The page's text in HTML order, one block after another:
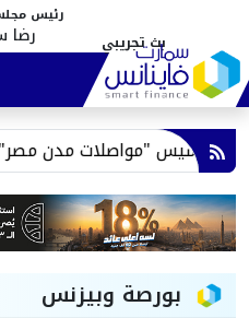
رئيس
رضا
"مواصلات مدن مصر"
بورصة وبيزنس